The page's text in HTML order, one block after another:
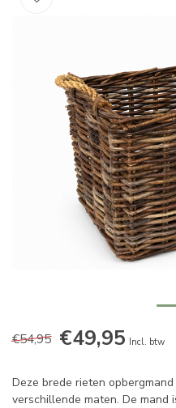
€54,95 €49,95 Incl. btw
Deze brede rieten
verschillende maten. De mand